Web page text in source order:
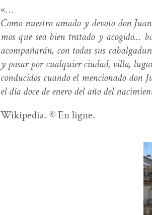
«…
Como nue­stro ama­do y devo­to don
mos que sea bien trata­do y acogi­do…
acom­pañarán, con todas sus
y pasar por cualquier ciu­dad, vil­la,
con­duci­dos cuan­do el men­ciona­do don
el día doce de enero del año del
Wikipedia. ® En ligne.